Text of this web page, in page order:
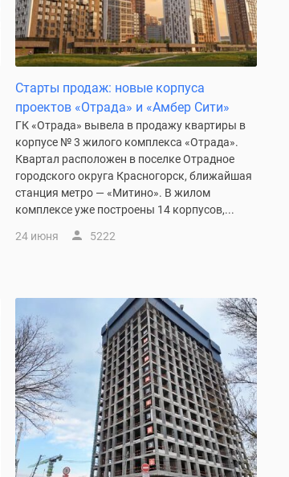
Старты продаж: новые корпуса
проектов «Отрада» и «Амбер Сити»
ГК «Отрада» вывела в продажу квартиры в
корпусе № 3 жилого комплекса «Отрада».
Квартал расположен в поселке Отрадное
городского округа Красногорск, ближайшая
станция метро — «Митино». В жилом
комплексе уже построены 14 корпусов,...
24 июня 5222